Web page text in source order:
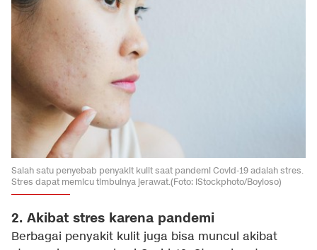
Salah satu penyebab penyakit kulit saat pandemi Covid-19 adalah stres.
Stres dapat memicu timbulnya jerawat.(Foto: iStockphoto/Boyloso)
2. Akibat stres karena pandemi
Berbagai penyakit kulit juga bisa muncul akibat